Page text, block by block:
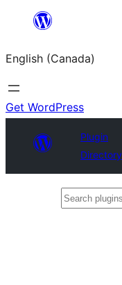
content
English (Canada)
Get WordPress
Plugin
Directory
Search